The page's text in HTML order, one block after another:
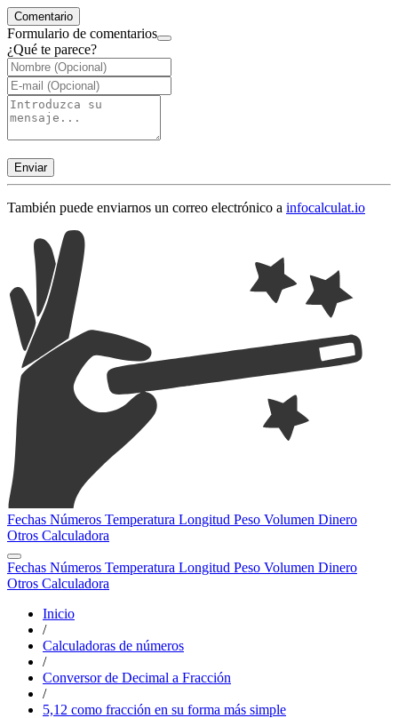
Comentario
Formulario de comentarios
¿Qué te parece?
Enviar
También puede enviarnos un correo electrónico a infocalculat.io
Fechas Números Temperatura Longitud Peso Volumen Dinero
Otros Calculadora
Fechas Números Temperatura Longitud Peso Volumen Dinero
Otros Calculadora
Inicio
/
Calculadoras de números
/
Conversor de Decimal a Fracción
/
5,12 como fracción en su forma más simple